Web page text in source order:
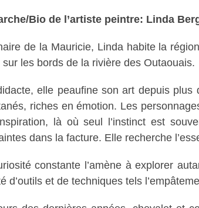
Bio de l’artiste peintre: Linda
de la Mauricie, Linda habite la
sur les bords de la rivière des Outaouais.
elle peaufine son art depuis
riches en émotion. Les
là où seul l’instinct est
dans la facture. Elle recherche
constante l’amène à explorer
d’outils et de techniques tels